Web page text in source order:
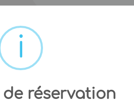
de réservation